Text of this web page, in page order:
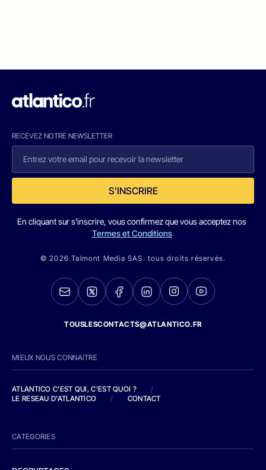
RECEVEZ NOTRE NEWSLETTER
S'INSCRIRE
En cliquant sur s'inscrire, vous confirmez que vous acceptez nos
Termes et Conditions
© 2026 Talmont Media SAS. tous droits réservés.
TOUSLESCONTACTS@ATLANTICO.FR
MIEUX NOUS CONNAITRE
ATLANTICO C'EST QUI, C'EST QUOI ?
/
LE RESEAU D'ATLANTICO
/ CONTACT
CATEGORIES